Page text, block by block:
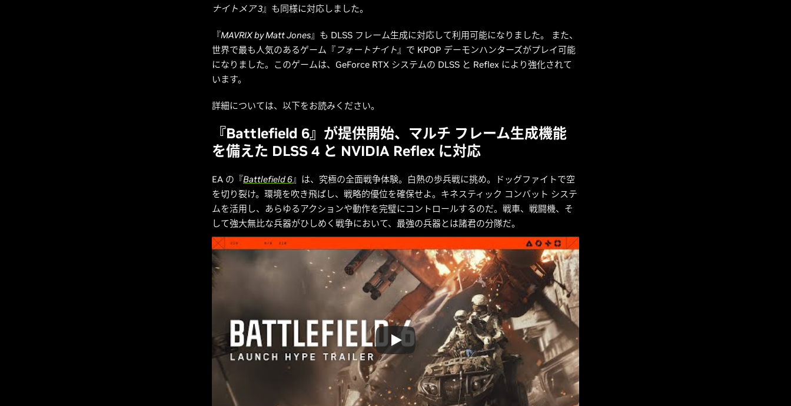
ナイトメア 3』も同様に対応しました。
『MAVRIX by Matt Jones』も DLSS フレーム生成に対応して利用可能になりました。 また、
世界で最も人気のあるゲーム『 フォートナイト』で KPOP デーモンハンターズがプレイ可能
になりました。このゲームは、GeForce RTX システムの DLSS と Reflex により強化されて
います。
詳細については、以下をお読みください。
『Battlefield 6』が提供開始、マルチ フレーム生成機能
を備えた DLSS 4 と NVIDIA Reflex に対応
EA の『Battlefield 6』は、究極の全面戦争体験。白熱の歩兵戦に挑め。ドッグファイトで空
を切り裂け。環境を吹き飛ばし、戦略的優位を確保せよ。キネスティック コンバット システ
ムを活用し、あらゆるアクションや動作を完璧にコントロールするのだ。戦車、戦闘機、そ
して強大無比な兵器がひしめく戦争において、最強の兵器とは諸君の分隊だ。